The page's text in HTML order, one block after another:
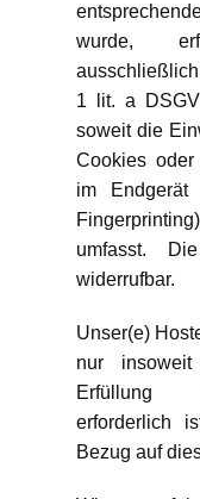
wurde,
1 lit. a
soweit die
Cookies oder
im
umfasst.
widerrufbar.
Unser(e)
nur
Erfüllung
erforderlich
Bezug auf